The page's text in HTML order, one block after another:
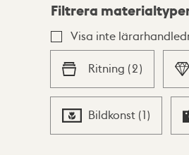
Lista Karta
Filtrera
Visa inte
Ritning (2)
Bildkonst (1)